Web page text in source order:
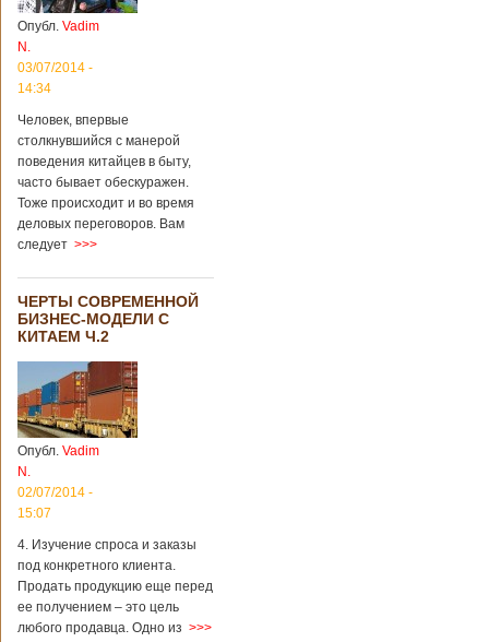
культурных
реликвий. Площадь
участка, на
котором добывали
бирюзу, составляет
квадратных
километров.
Сообщается, что
рудник состоит из
функциональных
Подробнее...
Опубликовано
для туристов
вещи в Китае
Традиции и образ
жизни жителей
Китая существенно
отличаются от
Мы собрали для
вас информацию о
вещах, которые
больше всего
удивляют туристов
в Поднебесной.
Металлодетекторы
Опубл. Vadim
N.
03/07/2014 -
14:34
Человек, впервые
столкнувшийся с манерой
поведения китайцев в быту,
часто бывает обескуражен.
Тоже происходит и во время
деловых переговоров. Вам
следует >>>
ЧЕРТЫ СОВРЕМЕННОЙ
БИЗНЕС-МОДЕЛИ С
КИТАЕМ Ч.2
Опубл. Vadim
N.
02/07/2014 -
15:07
4. Изучение спроса и заказы
под конкретного клиента.
Продать продукцию еще перед
ее получением – это цель
любого продавца. Одно из >>>